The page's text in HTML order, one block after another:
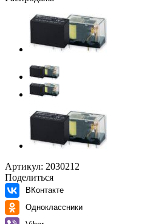
Артикул: 2030212
Поделиться
ВКонтакте
Одноклассники